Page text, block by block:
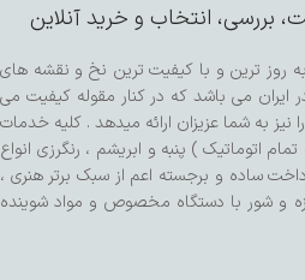
بررسی، انتخاب و خرید آنلاین
روز ترین و با کیفیت ترین نخ و نقشه های
ایران می باشد که در کنار مقوله کیفیت می
به شما عزیزان ارائه میدهد . کلیه خدمات
اتوماتیک ) پنبه و ابریشم ، رنگرزی انواع
ساده و برجسته اعم از سبک برتر هنری ،
و شور با دستگاه مخصوص و مواد شوینده